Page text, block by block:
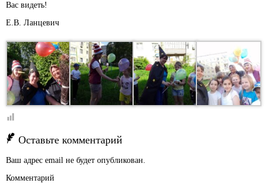
Вас видеть!
Е.В. Ланцевич
Оставьте комментарий
Ваш адрес email не будет опубликован.
Комментарий